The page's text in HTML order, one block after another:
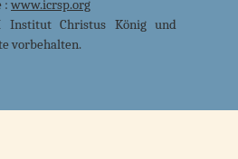
: www.icrsp.org
Christus König und
vorbehalten.